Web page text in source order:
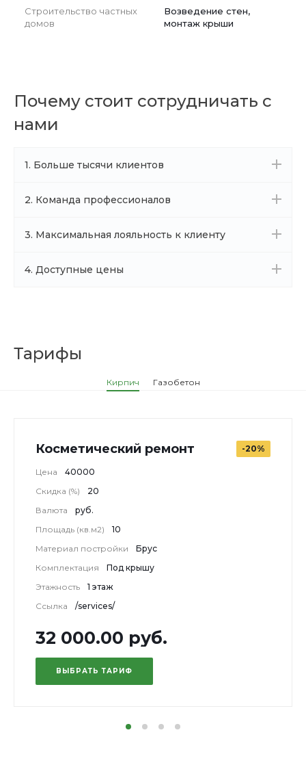
Строительство частных
домов
Возведение стен,
монтаж крыши
Почему стоит сотрудничать с
нами
1. Больше тысячи клиентов
2. Команда профессионалов
3. Максимальная лояльность к клиенту
4. Доступные цены
Тарифы
Кирпич Газобетон
Косметический ремонт -20%
Цена
40000
Скидка (%)
20
Валюта
руб.
Площадь (кв.м2)
10
Материал постройки
Брус
Комплектация
Под крышу
Этажность
1 этаж
Ссылка
/services/
32 000.00 руб.
ВЫБРАТЬ ТАРИФ